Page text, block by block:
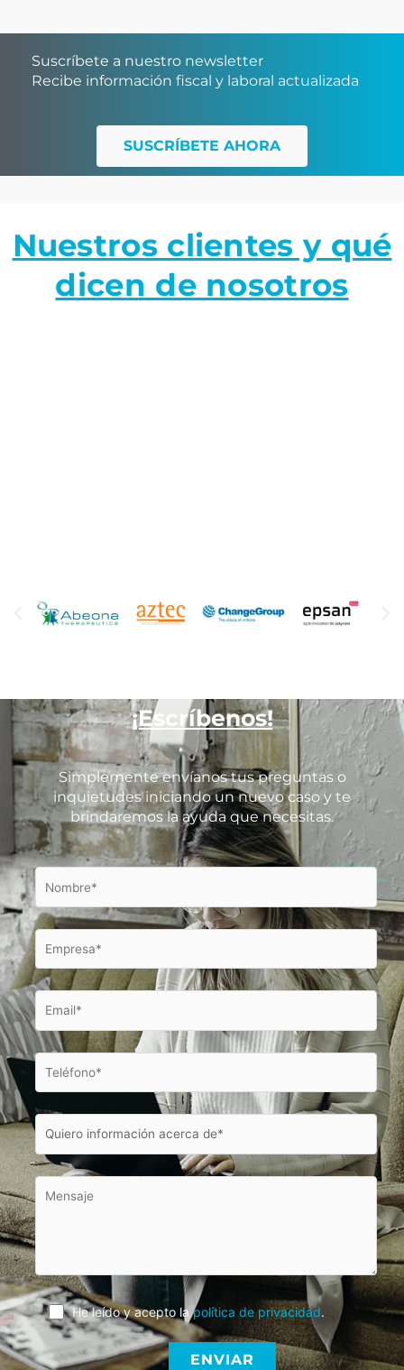
Suscríbete a nuestro newsletter
Recibe información fiscal y laboral actualizada
SUSCRÍBETE AHORA
Nuestros clientes y qué
dicen de nosotros
¡Escríbenos!
Simplemente envíanos tus preguntas o
inquietudes iniciando un nuevo caso y te
brindaremos la ayuda que necesitas.
He leído y acepto lapolítica de privacidad.